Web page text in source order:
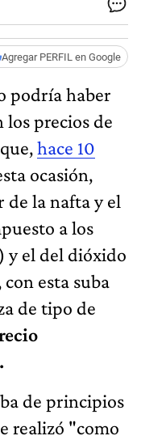
Agregar PERFIL en Google
podría haber
precios de
hace 10
ocasión,
de la nafta y el
a los
y el del dióxido
esta suba
de tipo de
de principios
realizó "como